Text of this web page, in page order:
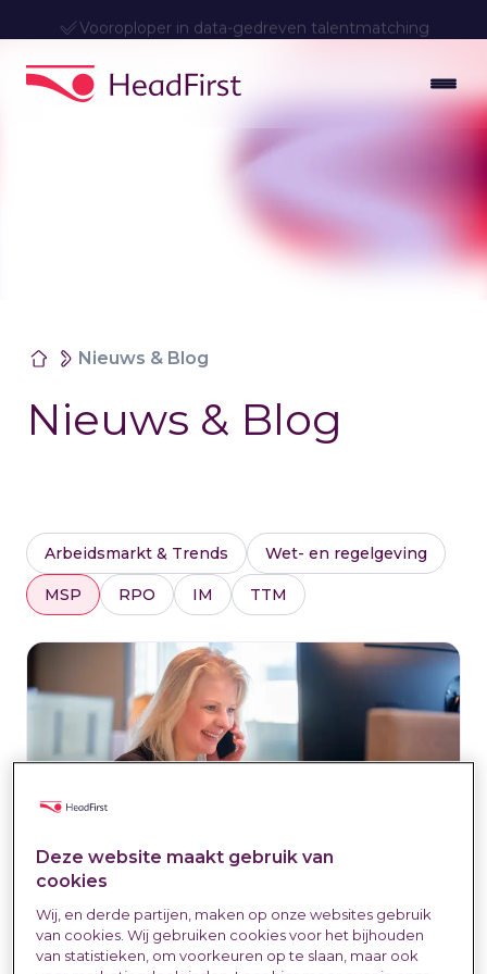
Vooroploper in data-gedreven talentmatching
Nieuws & Blog
Nieuws & Blog
Arbeidsmarkt & Trends Wet- en regelgeving
MSP RPO IM TTM
Digitalisering van
Deze website maakt gebruik van
cookies
Wij, en derde partijen, maken op onze websites gebruik
van cookies. Wij gebruiken cookies voor het bijhouden
van statistieken, om voorkeuren op te slaan, maar ook